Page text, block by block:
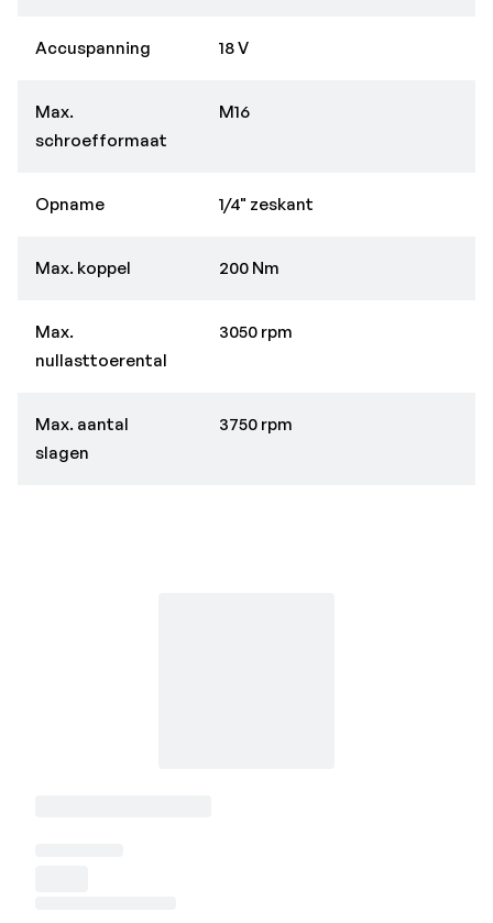
Accuspanning 18 V
Max.
schroefformaat
M16
Opname 1/4" zeskant
Max. koppel 200 Nm
Max.
nullasttoerental
3050 rpm
Max. aantal
slagen
3750 rpm